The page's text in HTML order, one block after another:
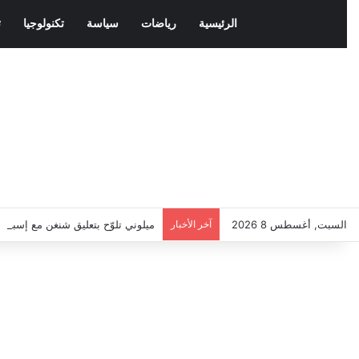
الرئيسية رياضات سياسة تكنولوجيا
السبت, أغسطس 8 2026 آخر الأخبار ميلوني تلوّح بتعليق شنغن مع